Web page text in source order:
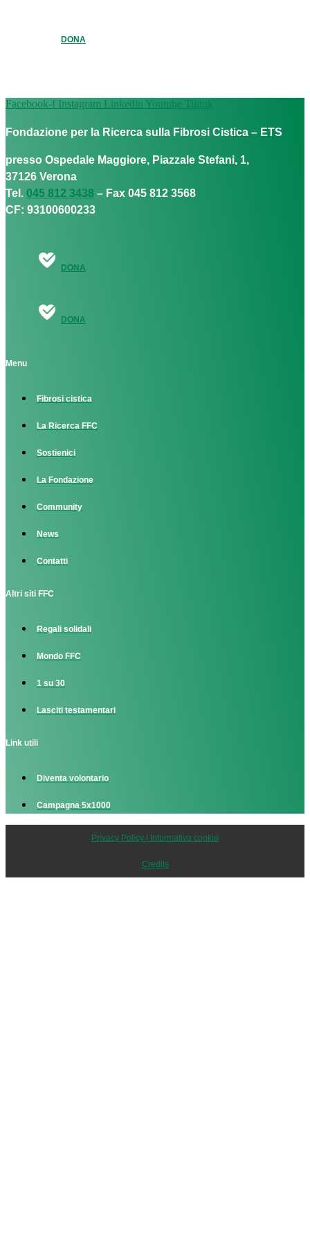
DONA
Facebook-f Instagram Linkedin Youtube Tiktok
Fondazione per la Ricerca sulla Fibrosi Cistica – ETS
presso Ospedale Maggiore, Piazzale Stefani, 1,
37126 Verona
Tel. 045 812 3438 – Fax 045 812 3568
CF: 93100600233
DONA
DONA
Menu
Fibrosi cistica
La Ricerca FFC
Sostienici
La Fondazione
Community
News
Contatti
Altri siti FFC
Regali solidali
Mondo FFC
1 su 30
Lasciti testamentari
Link utili
Diventa volontario
Campagna 5x1000
Privacy Policy | Informativa cookie
Credits